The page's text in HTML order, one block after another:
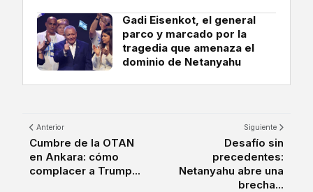
Gadi Eisenkot, el general
parco y marcado por la
tragedia que amenaza el
dominio de Netanyahu
Anterior
Cumbre de la OTAN
en Ankara: cómo
complacer a Trump...
Siguiente
Desafío sin
precedentes:
Netanyahu abre una
brecha...